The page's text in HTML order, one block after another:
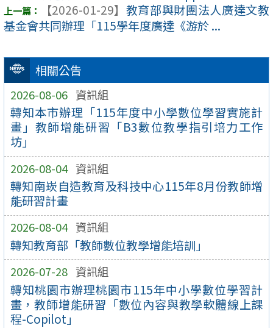
相關公告
2026-08-06 資訊組
轉知本市辦理「115年度中小學數位學習實施計
畫」教師增能研習「B3數位教學指引培力工作
坊」
2026-08-04 資訊組
轉知南崁自造教育及科技中心115年8月份教師增
能研習計畫
2026-08-04 資訊組
轉知教育部「教師數位教學增能培訓」
2026-07-28 資訊組
轉知桃園市辦理桃園市115年中小學數位學習計
畫，教師增能研習「數位內容與教學軟體線上課
程-Copilot」
【2026-01-29】 教育部與財團法人廣達文教
基金會共同辦理「115學年度廣達《游於 ...